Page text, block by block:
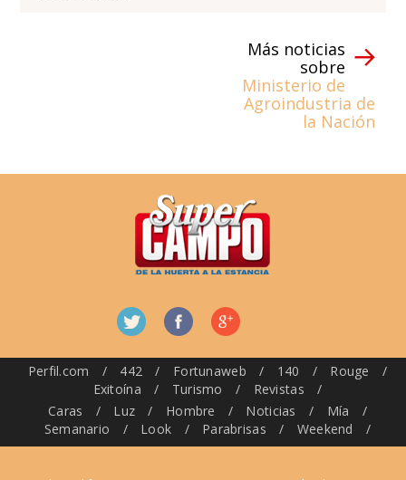
Más noticias
sobre
Ministerio de
Agroindustria de
la Nación
Perfil.com / 442 / Fortunaweb / 140 / Rouge
/
Exitoína
/ Turismo / Revistas
/
Caras
/ Luz / Hombre / Noticias / Mía
/
Semanario
/ Look / Parabrisas / Weekend /